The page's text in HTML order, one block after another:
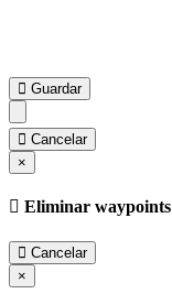
Guardar
Cancelar
×
Eliminar waypoints
Cancelar
×